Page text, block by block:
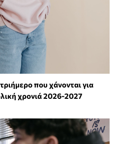
που χάνονται για
χρονιά 2026-2027